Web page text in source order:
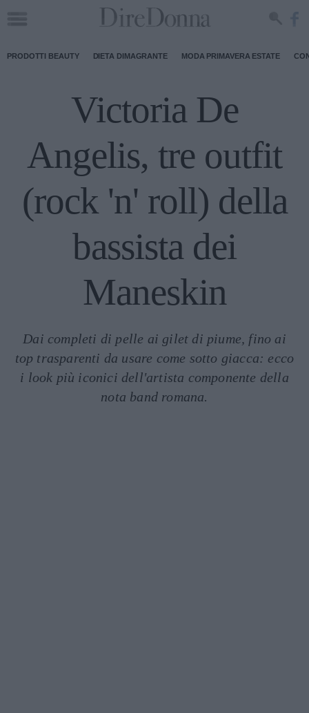
PRODOTTI BEAUTY DIETA DIMAGRANTE MODA PRIMAVERA ESTATE
Victoria De
Angelis, tre outfit
(rock 'n' roll) della
bassista dei
Maneskin
Dai completi di pelle ai gilet di piume, fino ai
top trasparenti da usare come sotto giacca: ecco
i look più iconici dell'artista componente della
nota band romana.